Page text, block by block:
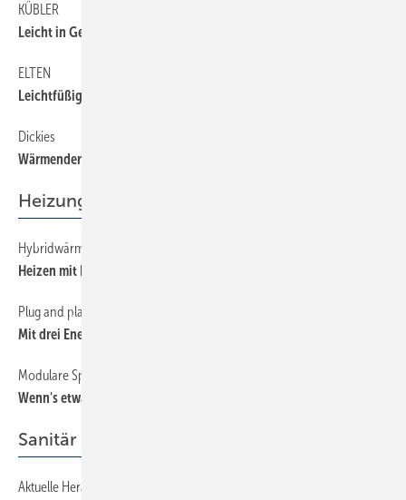
KÜBLER
Leicht in Gewicht und Preis
ELTEN
Leichtfüßig
Dickies
Wärmender Neuzugang
Heizung
Hybridwärmepumpen
Heizen mit Luft und Erdwärme
Plug and play auch bei komplexen Anlagen
Mit drei Energiequellen heizen
Modulare Speicher nutzen den Platz optimal
Wenn's etwas größer sein darf
Sanitär
Aktuelle Herausforderungen